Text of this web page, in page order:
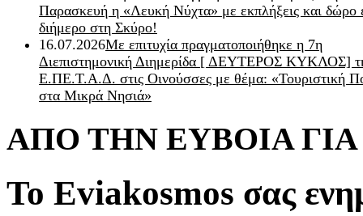
Παρασκευή η «Λευκή Νύχτα» με εκπλήξεις και δώρο
διήμερο στη Σκύρο!
16.07.2026Με επιτυχία πραγματοποιήθηκε η 7η
Διεπιστημονική Διημερίδα [ ΔEYΤΕΡΟΣ ΚΥΚΛΟΣ]
Ε.ΠΕ.Τ.Α.Δ. στις Οινούσσες με θέμα: «Τουριστική
στα Μικρά Νησιά»
ΑΠΟ ΤΗΝ ΕΥΒΟΙΑ
Το Eviakosmos σας